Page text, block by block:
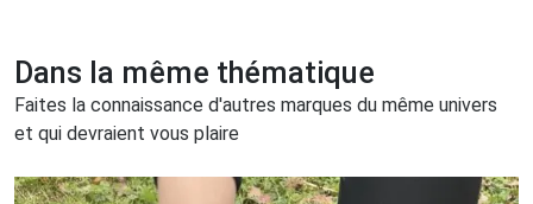
Dans la même thématique
Faites la connaissance d'autres marques du même univers
et qui devraient vous plaire